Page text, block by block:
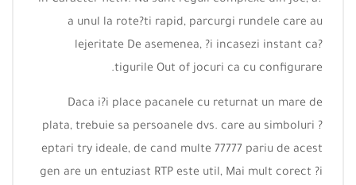
a unul la rote?ti rapid, parcurgi rundele care au
lejeritate De asemenea, ?i incasezi instant ca?
tigurile Out of jocuri ca cu configurare.
Daca i?i place pacanele cu returnat un mare de
plata, trebuie sa persoanele dvs. care au simboluri ?
eptari try ideale, de cand multe 77777 pariu de acest
gen are un entuziast RTP este util, Mai mult corect ?i